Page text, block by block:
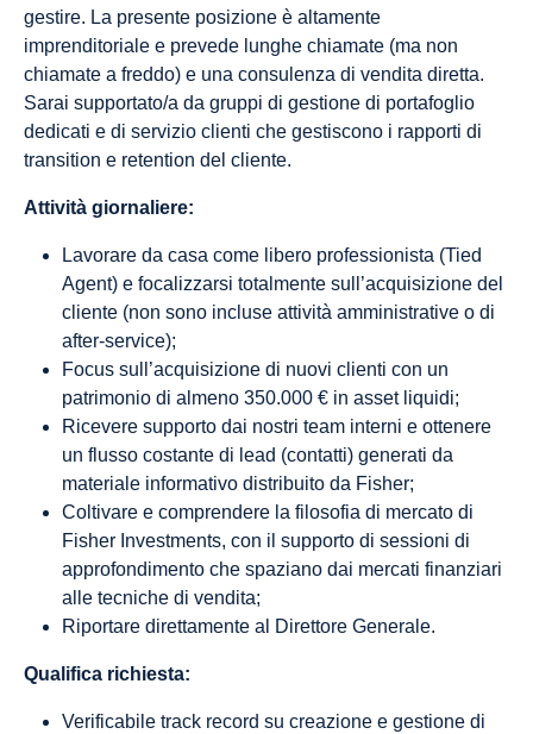
gestire. La presente posizione è altamente
imprenditoriale e prevede lunghe chiamate (ma non
chiamate a freddo) e una consulenza di vendita diretta.
Sarai supportato/a da gruppi di gestione di portafoglio
dedicati e di servizio clienti che gestiscono i rapporti di
transition e retention del cliente.
Attività giornaliere:
Lavorare da casa come libero professionista (Tied
Agent) e focalizzarsi totalmente sull’acquisizione del
cliente (non sono incluse attività amministrative o di
after-service);
Focus sull’acquisizione di nuovi clienti con un
patrimonio di almeno 350.000 € in asset liquidi;
Ricevere supporto dai nostri team interni e ottenere
un flusso costante di lead (contatti) generati da
materiale informativo distribuito da Fisher;
Coltivare e comprendere la filosofia di mercato di
Fisher Investments, con il supporto di sessioni di
approfondimento che spaziano dai mercati finanziari
alle tecniche di vendita;
Riportare direttamente al Direttore Generale.
Qualifica richiesta:
Verificabile track record su creazione e gestione di